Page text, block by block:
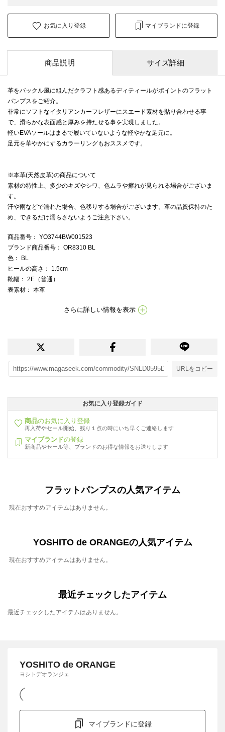
お気に入り登録 マイブランドに登録
商品説明 サイズ詳細
革をバックル風に組んだクラフト感あるディティールがポイントのフラット
パンプスをご紹介。
非常にソフトなイタリアンカーフレザーにスエード素材を貼り合わせる事
で、滑らかな表面感と厚みを持たせる事を実現しました。
軽いEVAソールはまるで履いていないような軽やかな足元に。
足元を華やかにするカラーリングもおススメです。
※本革(天然皮革)の商品について
素材の特性上、多少のキズやシワ、色ムラや擦れが見られる場合がございま
す。
汗や雨などで濡れた場合、色移りする場合がございます。革の品質保持のた
め、できるだけ濡らさないようご注意下さい。
商品番号 ： YO3744BW001523
ブランド商品番号 ： OR8310 BL
色 ： BL
ヒールの高さ ： 1.5cm
靴幅 ： 2E（普通）
表素材 ： 本革
さらに詳しい情報を表示
URLをコピー
お気に入り登録ガイド
商品のお気に入り登録
再入荷やセール開始、残り１点の時にいち早くご連絡します
マイブランドの登録
新商品やセール等、ブランドのお得な情報をお送りします
フラットパンプスの人気アイテム
現在おすすめアイテムはありません。
YOSHITO de ORANGEの人気アイテム
現在おすすめアイテムはありません。
最近チェックしたアイテム
最近チェックしたアイテムはありません。
YOSHITO de ORANGE
ヨシトデオランジェ
マイブランドに登録